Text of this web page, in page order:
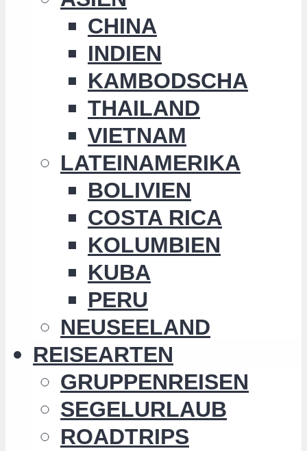
CHINA
INDIEN
KAMBODSCHA
THAILAND
VIETNAM
LATEINAMERIKA
BOLIVIEN
COSTA RICA
KOLUMBIEN
KUBA
PERU
NEUSEELAND
REISEARTEN
GRUPPENREISEN
SEGELURLAUB
ROADTRIPS